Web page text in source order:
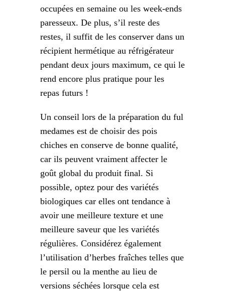
occupées en semaine ou les week-ends
paresseux. De plus, s’il reste des
restes, il suffit de les conserver dans un
récipient hermétique au réfrigérateur
pendant deux jours maximum, ce qui le
rend encore plus pratique pour les
repas futurs !
Un conseil lors de la préparation du ful
medames est de choisir des pois
chiches en conserve de bonne qualité,
car ils peuvent vraiment affecter le
goût global du produit final. Si
possible, optez pour des variétés
biologiques car elles ont tendance à
avoir une meilleure texture et une
meilleure saveur que les variétés
régulières. Considérez également
l’utilisation d’herbes fraîches telles que
le persil ou la menthe au lieu de
versions séchées lorsque cela est